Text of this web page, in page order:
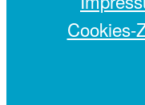
Cookies-